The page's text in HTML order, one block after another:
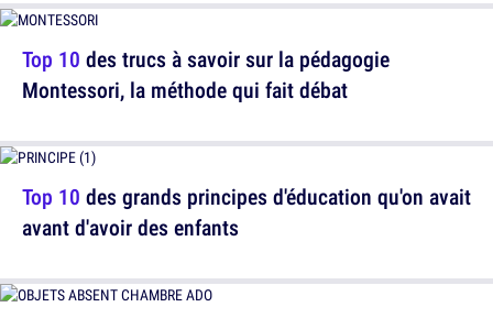
Top 10 des trucs à savoir sur la pédagogie
Montessori, la méthode qui fait débat
Top 10 des grands principes d'éducation qu'on avait
avant d'avoir des enfants